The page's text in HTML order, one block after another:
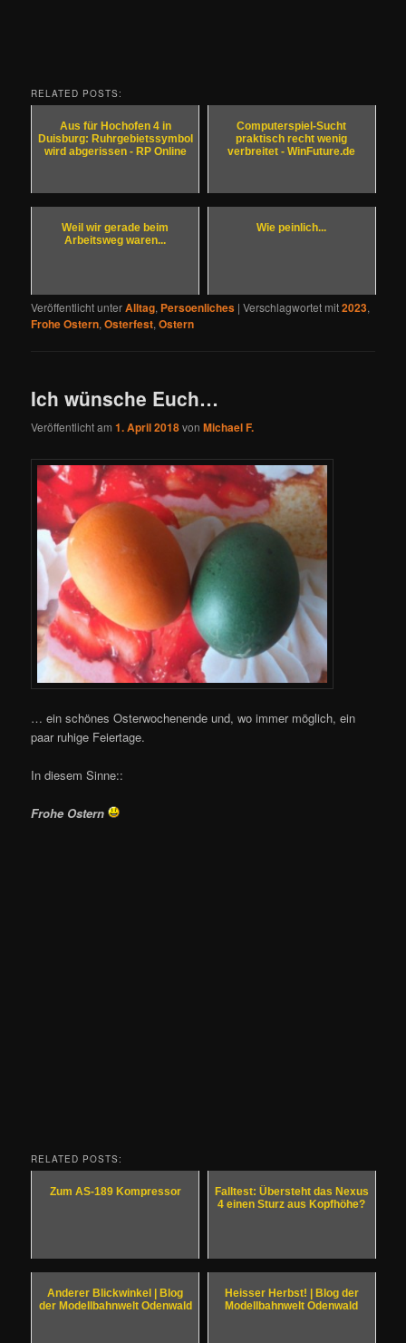
RELATED POSTS:
Aus für Hochofen 4 in
Duisburg: Ruhrgebietssymbol
wird abgerissen - RP Online
Computerspiel-Sucht
praktisch recht wenig
verbreitet - WinFuture.de
Weil wir gerade beim
Arbeitsweg waren...
Wie peinlich...
Veröffentlicht unterAlltag, Persoenliches |Verschlagwortet mit2023,
Frohe Ostern,Osterfest,Ostern
Ich wünsche Euch…
Veröffentlicht am1. April 2018vonMichael F.
… ein schönes Osterwochenende und, wo immer möglich, ein
paar ruhige Feiertage.
In diesem Sinne::
Frohe Ostern
RELATED POSTS:
Zum AS-189 Kompressor
Falltest: Übersteht das Nexus
4 einen Sturz aus Kopfhöhe?
Anderer Blickwinkel | Blog
der Modellbahnwelt Odenwald
Heisser Herbst! | Blog der
Modellbahnwelt Odenwald